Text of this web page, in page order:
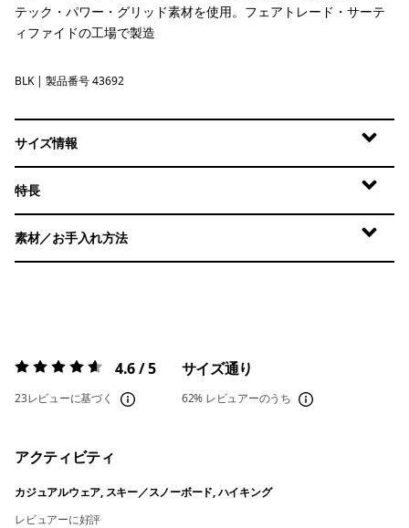
テック・パワー・グリッド素材を使用。フェアトレード・サーテ
ィファイドの工場で製造
Black
BLK | 製品番号 43692
サイズ情報
特長
素材／お手入れ方法
評価:4.6 / 5 4.6 / 5
23レビューに基づく
サイズ通り
62% レビュアーのうち
アクティビティ
カジュアルウェア, スキー／スノーボード, ハイキング
レビュアーに好評